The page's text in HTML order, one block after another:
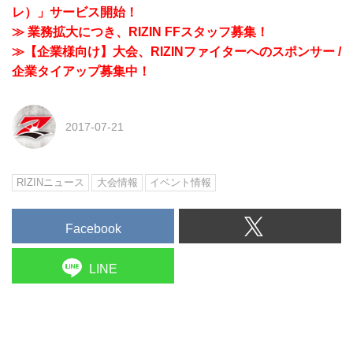
レ）」サービス開始！
≫ 業務拡大につき、RIZIN FFスタッフ募集！
≫【企業様向け】大会、RIZINファイターへのスポンサー /
企業タイアップ募集中！
2017-07-21
RIZINニュース 大会情報 イベント情報
Facebook
LINE